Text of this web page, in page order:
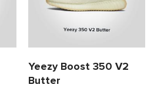
Yeezy Boost 350 V2
Butter